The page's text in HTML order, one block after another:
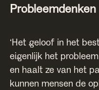
Probleemdenken
‘Het geloof in het
eigenlijk het
en haalt ze van het
kunnen mensen de